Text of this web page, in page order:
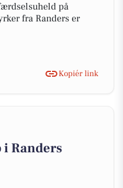
på
fra Randers er
Kopiér link
Randers